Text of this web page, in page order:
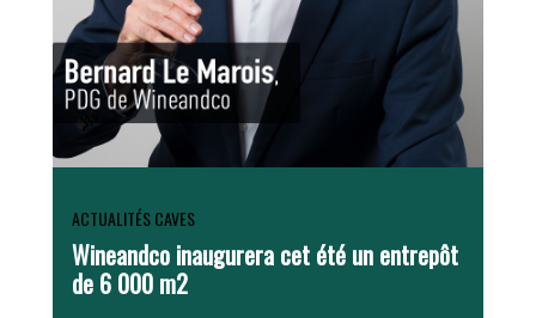
ACTUALITÉS CAVES
Wineandco inaugurera cet été un entrepôt
de 6 000 m2